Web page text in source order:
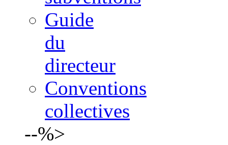
Guide
du
directeur
Conventions
collectives
--%>